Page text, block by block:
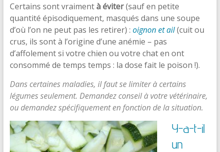
Certains sont vraimentà éviter(sauf en petite
quantité épisodiquement, masqués dans une soupe
d’où l’on ne peut pas les retirer) : oignon et ail(cuit ou
crus, ils sont à l’origine d’une anémie – pas
d’affolement si votre chien ou votre chat en ont
consommé de temps temps : la dose fait le poison !).
Dans certaines maladies, il faut se limiter à certains
légumes seulement. Demandez conseil à votre vétérinaire,
ou demandez spécifiquement en fonction de la situation.
Y-a-t-il
un